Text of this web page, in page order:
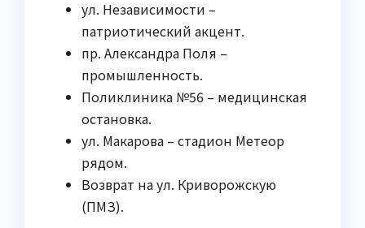
ул. Независимости –
патриотический акцент.
пр. Александра Поля –
промышленность.
Поликлиника №56 – медицинская
остановка.
ул. Макарова – стадион Метеор
рядом.
Возврат на ул. Криворожскую
(ПМЗ).